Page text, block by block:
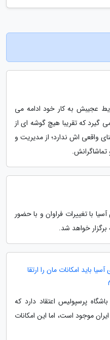
عجیبش به کار خود ادامه می
که تقریبا هیچ گوشه ای از
واقعی اش ندارد؛ از مدیریت و
تماشاگرانش.
با تغییرات فراوان و با حضور
خواهد شد.
باید امکانات مان را ارتقا
پرسپولیس اعتقاد دارد که
موجود است، اما این امکانات